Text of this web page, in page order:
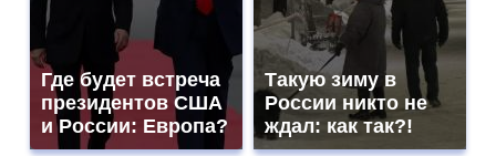
Где будет встреча
президентов США
и России: Европа?
Такую зиму в
России никто не
ждал: как так?!